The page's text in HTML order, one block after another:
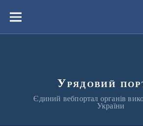
вмістуМеню
Урядовий
Єдиний вебпортал органів
України